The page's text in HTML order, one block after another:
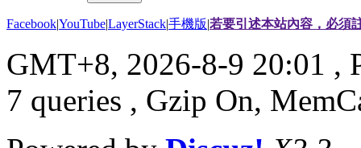
Facebook|YouTube|LayerStack|手機版|若要引述本站內容，必須
GMT+8, 2026-8-9 20:01 ,
7 queries , Gzip On,